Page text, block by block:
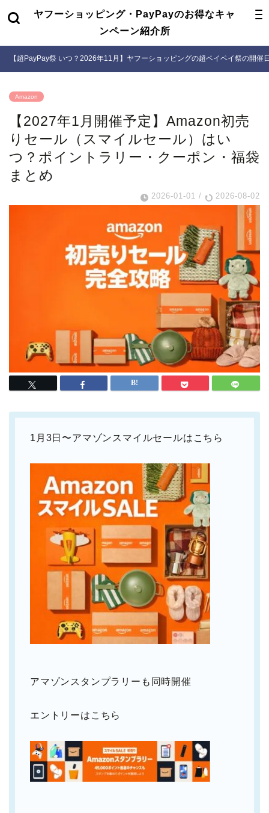
ヤフーショッピング・PayPayのお得なキャ
ンペーン紹介所
【超PayPay祭 いつ？2026年11月】ヤフーショッピングの超ペイペイ祭の開催
Amazon
【2027年1月開催予定】Amazon初売
りセール（スマイルセール）はい
つ？ポイントラリー・クーポン・福袋
まとめ
2026-01-01 / 2026-08-02
1月3日〜アマゾンスマイルセールはこちら
アマゾンスタンプラリーも同時開催
エントリーはこちら